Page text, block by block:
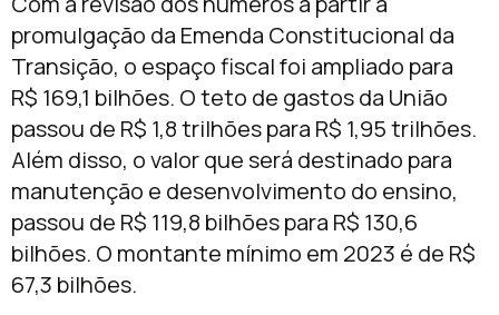
promulgação da Emenda Constitucional da
Transição, o espaço fiscal foi ampliado para
R$ 169,1 bilhões. O teto de gastos da União
passou de R$ 1,8 trilhões para R$ 1,95 trilhões.
Além disso, o valor que será destinado para
manutenção e desenvolvimento do ensino,
passou de R$ 119,8 bilhões para R$ 130,6
bilhões. O montante mínimo em 2023 é de R$
67,3 bilhões.